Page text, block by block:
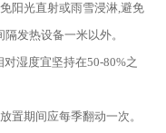
阳光直射或雨雪浸淋,避免
发热设备一米以外。
湿度宜坚持在50-80%之
置期间应每季翻动一次。